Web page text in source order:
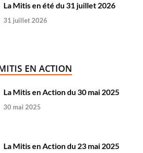
La Mitis en été du 31 juillet 2026
31 juillet 2026
EN ACTION
La Mitis en Action du 30 mai 2025
30 mai 2025
La Mitis en Action du 23 mai 2025